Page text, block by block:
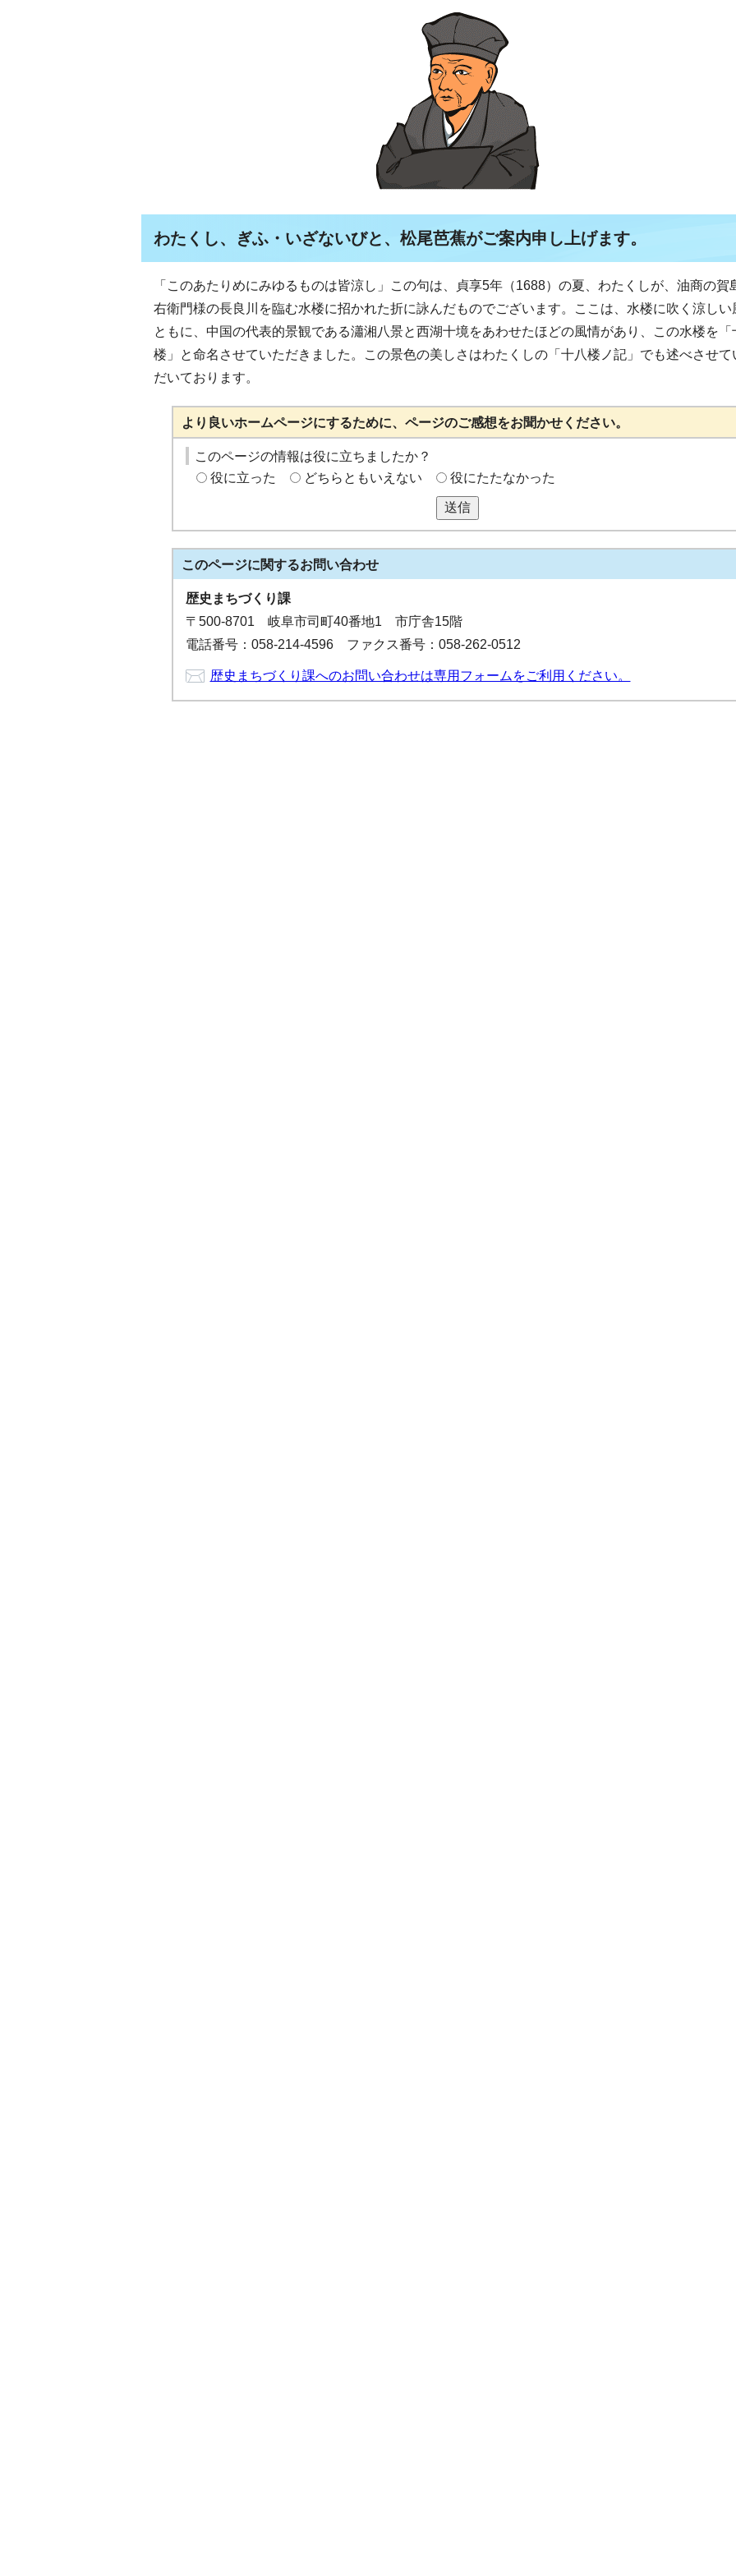
わたくし、ぎふ・いざないびと、松尾芭蕉がご案内申し上げます。
「このあたりめにみゆるものは皆涼し」この句は、貞享5年（1688）の夏、わたくしが、油商の賀
右衛門様の長良川を臨む水楼に招かれた折に詠んだものでございます。ここは、水楼に吹く涼しい
ともに、中国の代表的景観である瀟湘八景と西湖十境をあわせたほどの風情があり、この水楼を「
楼」と命名させていただきました。この景色の美しさはわたくしの「十八楼ノ記」でも述べさせて
だいております。
より良いホームページにするために、ページのご感想をお聞かせください。
このページの情報は役に立ちましたか？
役に立った
どちらともいえない 役にたたなかった
送信
このページに関するお問い合わせ
歴史まちづくり課
〒500-8701 岐阜市司町40番地1 市庁舎15階
電話番号：058-214-4596 ファクス番号：058-262-0512
歴史まちづくり課へのお問い合わせは専用フォームをご利用ください。